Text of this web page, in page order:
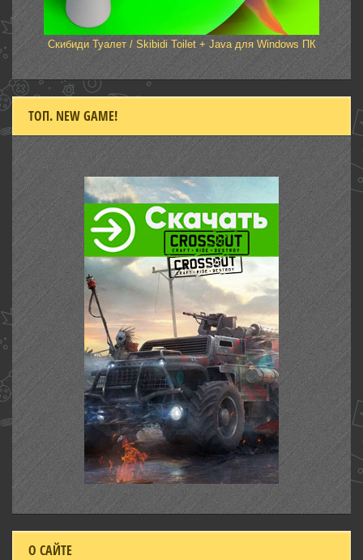
Скибиди Туалет / Skibidi Toilet + Java для Windows ПК
ТОП. NEW GAME!
О САЙТЕ